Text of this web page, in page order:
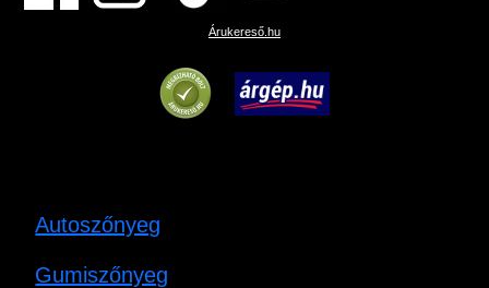
Árukereső.hu
Autoszőnyeg
Gumiszőnyeg